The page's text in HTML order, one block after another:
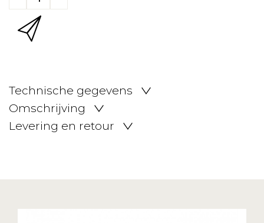
Technische gegevens
Omschrijving
Levering en retour